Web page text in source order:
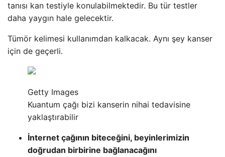
tanısı kan testiyle konulabilmektedir. Bu tür testler
daha yaygın hale gelecektir.
Tümör kelimesi kullanımdan kalkacak. Aynı şey kanser
için de geçerli.
Getty Images
Kuantum çağı bizi kanserin nihai tedavisine
yaklaştırabilir
İnternet çağının biteceğini, beyinlerimizin
doğrudan birbirine bağlanacağını